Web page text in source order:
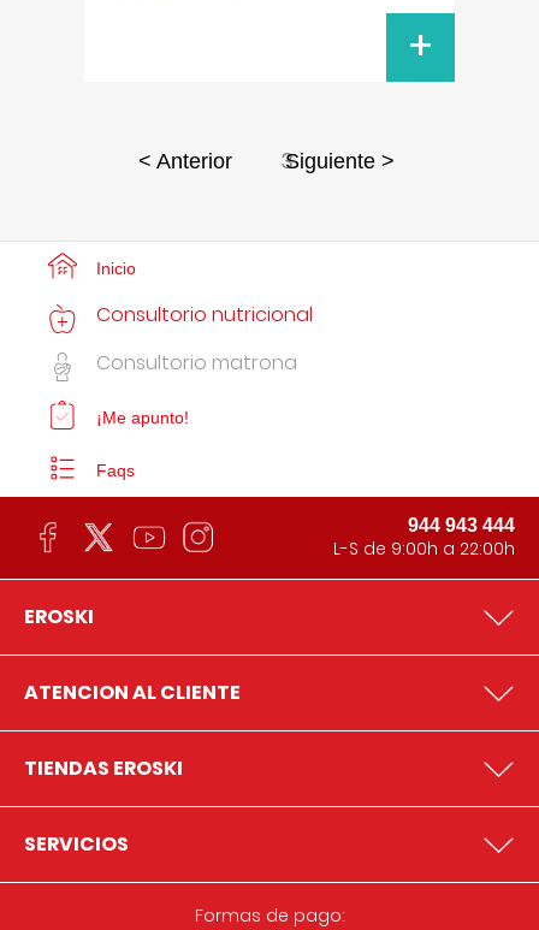
+
< Anterior 3Siguiente >
Inicio
Consultorio nutricional
Consultorio matrona
¡Me apunto!
Faqs
944 943 444
L-S de 9:00h a 22:00h
EROSKI
ATENCION AL CLIENTE
TIENDAS EROSKI
SERVICIOS
Formas de pago: